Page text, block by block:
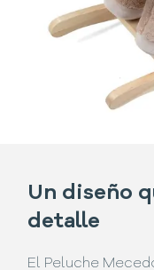
Un diseño
detalle
El Peluche